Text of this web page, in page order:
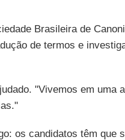
Brasileira de
de termos e
"Vivemos em uma
os candidatos têm que